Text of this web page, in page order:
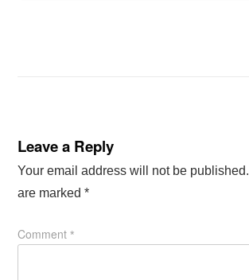
Leave a Reply
Your email address will not be published.
are marked*
Comment*